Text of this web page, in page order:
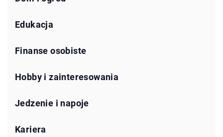
Edukacja
Finanse osobiste
Hobby i zainteresowania
Jedzenie i napoje
Kariera